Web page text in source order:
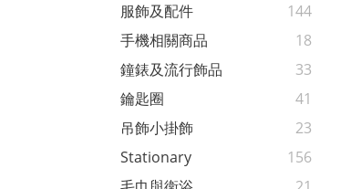
服飾及配件
144
手機相關商品
18
鐘錶及流行飾品
33
鑰匙圈
41
吊飾小掛飾
23
Stationary
156